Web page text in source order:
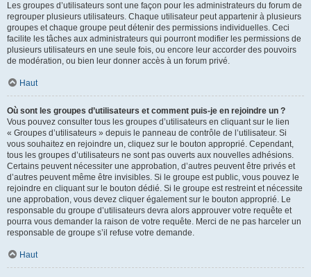
Les groupes d’utilisateurs sont une façon pour les administrateurs du forum de
regrouper plusieurs utilisateurs. Chaque utilisateur peut appartenir à plusieurs
groupes et chaque groupe peut détenir des permissions individuelles. Ceci
facilite les tâches aux administrateurs qui pourront modifier les permissions de
plusieurs utilisateurs en une seule fois, ou encore leur accorder des pouvoirs
de modération, ou bien leur donner accès à un forum privé.
Haut
Où sont les groupes d’utilisateurs et comment puis-je en rejoindre un ?
Vous pouvez consulter tous les groupes d’utilisateurs en cliquant sur le lien
« Groupes d’utilisateurs » depuis le panneau de contrôle de l’utilisateur. Si
vous souhaitez en rejoindre un, cliquez sur le bouton approprié. Cependant,
tous les groupes d’utilisateurs ne sont pas ouverts aux nouvelles adhésions.
Certains peuvent nécessiter une approbation, d’autres peuvent être privés et
d’autres peuvent même être invisibles. Si le groupe est public, vous pouvez le
rejoindre en cliquant sur le bouton dédié. Si le groupe est restreint et nécessite
une approbation, vous devez cliquer également sur le bouton approprié. Le
responsable du groupe d’utilisateurs devra alors approuver votre requête et
pourra vous demander la raison de votre requête. Merci de ne pas harceler un
responsable de groupe s’il refuse votre demande.
Haut